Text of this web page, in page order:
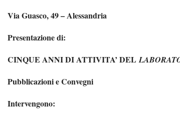
Via Guasco, 49 – Alessandria
Presentazione di:
CINQUE ANNI DI ATTIVITA’ DEL
Pubblicazioni e Convegni
Intervengono: